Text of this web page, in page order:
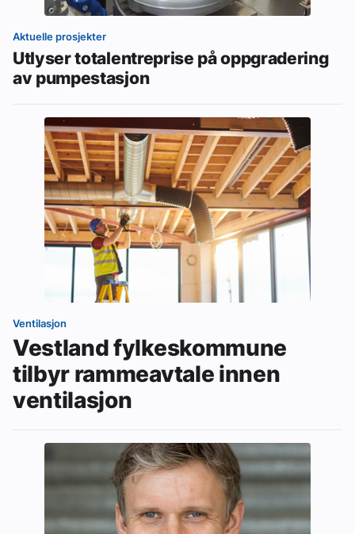
Aktuelle prosjekter
Utlyser totalentreprise på oppgradering
av pumpestasjon
Ventilasjon
Vestland fylkeskommune
tilbyr rammeavtale innen
ventilasjon